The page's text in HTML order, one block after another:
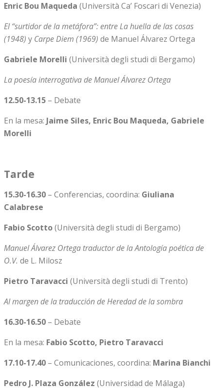
Enric Bou Maqueda (Università Ca’ Foscari di Venezia)
El “surtidor de la metáfora”: entre La huella de las cosas
(1948) y Carpe Diem (1969) de Manuel Álvarez Ortega
Gabriele Morelli (Università degli studi di Bergamo)
La poesía interrogativa de Manuel Álvarez Ortega
12.50-13.15 – Debate
En la mesa: Jaime Siles, Enric Bou Maqueda, Gabriele
Morelli
Tarde
15.30-16.30 – Conferencias, coordina: Giuliana
Calabrese
Fabio Scotto(Università degli studi di Bergamo)
Manuel Álvarez Ortega traductor de la Antología poética de
O.V. de L. Milosz
Pietro Taravacci (Università degli studi di Trento)
Al margen de la traducción de Heredad de la sombra
16.30-16.50 – Debate
En la mesa: Fabio Scotto, Pietro Taravacci
17.10-17.40 – Comunicaciones, coordina: Marina Bianchi
Pedro J. Plaza González (Universidad de Málaga)